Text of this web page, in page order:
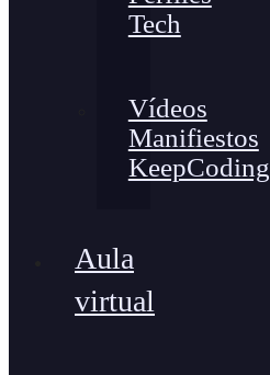
Tech
Vídeos
Manifiestos
KeepCoding
Aula
virtual